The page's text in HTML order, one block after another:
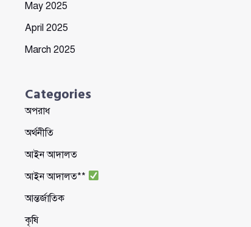
May 2025
April 2025
March 2025
Categories
অপরাধ
অর্থনীতি
আইন আদালত
আইন আদালত**
আন্তর্জাতিক
কৃষি